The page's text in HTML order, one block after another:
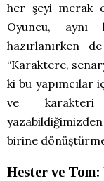
her şeyi merak
Oyuncu,
hazırlanırken
“Karaktere,
ki bu yapımcılar
ve karakteri
birine
Hester ve